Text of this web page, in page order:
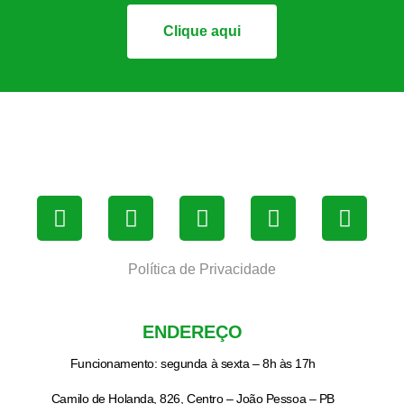
Clique aqui
Política de Privacidade
ENDEREÇO
Funcionamento: segunda à sexta – 8h às 17h
Camilo de Holanda, 826, Centro – João Pessoa – PB